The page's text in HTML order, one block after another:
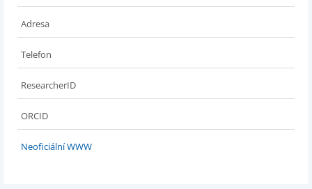
Adresa
Telefon
ResearcherID
ORCID
Neoficiální WWW